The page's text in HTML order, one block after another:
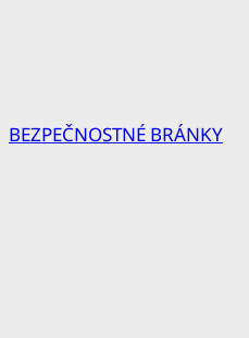
BEZPEČNOSTNÉ BRÁNKY